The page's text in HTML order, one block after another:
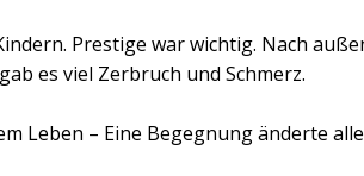
Prestige war wichtig. Nach
es viel Zerbruch und Schmerz.
Leben – Eine Begegnung änderte